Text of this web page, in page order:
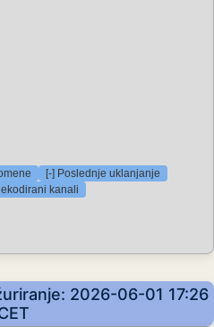
[-] Poslednje uklanjanje
kanali
2026-06-01 17:26